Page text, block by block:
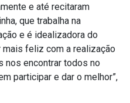
e até recitaram
que trabalha na
e é idealizadora do
mais feliz com a realização
nos encontrar todos no
participar e dar o melhor”,